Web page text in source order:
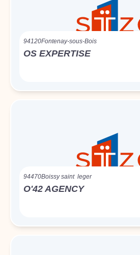
94120Fontenay-sous-Bois
OS EXPERTISE
94470Boissy saint leger
O'42 AGENCY